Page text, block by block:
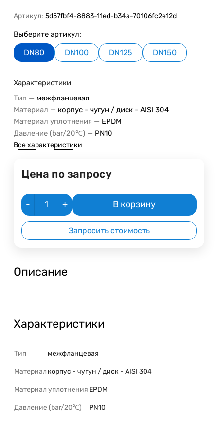
Артикул: 5d57fbf4-8883-11ed-b34a-70106fc2e12d
Выберите артикул:
DN80 DN100 DN125 DN150
Характеристики
Тип — межфланцевая
Материал — корпус - чугун / диск - AISI 304
Материал уплотнения — EPDM
Давление (bar/20℃) — PN10
Все характеристики
Цена по запросу
- + В корзину
Запросить стоимость
Описание
Характеристики
Тип межфланцевая
Материал корпус - чугун / диск - AISI 304
Материал уплотнения EPDM
Давление (bar/20℃) PN10